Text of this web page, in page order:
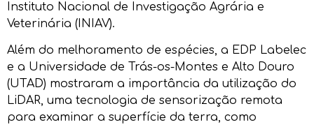
Instituto Nacional de Investigação Agrária e
Veterinária (INIAV).
Além do melhoramento de espécies, a EDP Labelec
e a Universidade de Trás-os-Montes e Alto Douro
(UTAD) mostraram a importância da utilização do
LiDAR, uma tecnologia de sensorização remota
para examinar a superfície da terra, como